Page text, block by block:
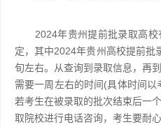
2024年贵州提前批录取高校
定，其中2024年贵州高校提前批
旬左右。从查询到录取信息，再
需要一周左右的时间(具体时间以
若考生在被录取的批次结束后一
取院校进行电话咨询，考生要耐心